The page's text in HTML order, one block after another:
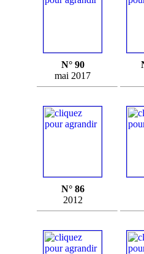
N° 90
mai 2017
N° 86
2012